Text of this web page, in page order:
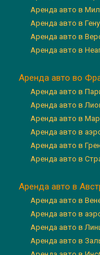
Аренда авто в
Аренда авто в
Аренда авто в
Аренда авто в
Аренда авто во
Аренда авто в
Аренда авто в
Аренда авто в
Аренда авто в
Аренда авто в
Аренда авто в
Аренда авто в
Аренда авто в
Аренда авто в
Аренда авто в
Аренда авто в